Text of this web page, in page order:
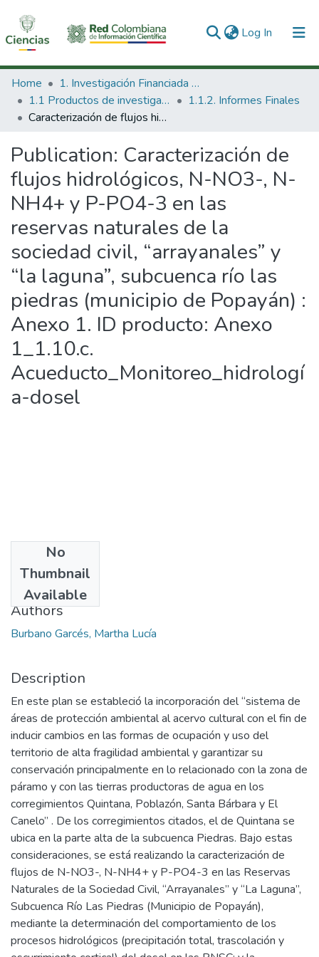
Log In (current)
Communities & Collections
All of DSpace
Home
1. Investigación Financiada con Recursos Públicos
1.1 Productos de investigación
1.1.2. Informes Finales
Caracterización de flujos hidrológicos, N-NO3-, N-NH4+ y P-PO4-3 en las reservas naturales de la sociedad civil, “arrayanales” y “la laguna”, subcuenca río las piedras (municipio de Popayán) : Anexo 1. ID producto: Anexo 1_1.10.c. Acueducto_Monitoreo_hidrología-dosel
Publication: Caracterización de
flujos hidrológicos, N-NO3-, N-
NH4+ y P-PO4-3 en las
reservas naturales de la
sociedad civil, “arrayanales” y
“la laguna”, subcuenca río las
piedras (municipio de Popayán) :
Anexo 1. ID producto: Anexo
1_1.10.c.
Acueducto_Monitoreo_hidrologí
a-dosel
No
Thumbnail
Available
2013-12-05
Authors
Burbano Garcés, Martha Lucía
Description
En este plan se estableció la incorporación del “sistema de
áreas de protección ambiental al acervo cultural con el fin de
inducir cambios en las formas de ocupación y uso del
territorio de alta fragilidad ambiental y garantizar su
conservación principalmente en lo relacionado con la zona de
páramo y con las tierras productoras de agua en los
corregimientos Quintana, Poblazón, Santa Bárbara y El
Canelo” . De los corregimientos citados, el de Quintana se
ubica en la parte alta de la subcuenca Piedras. Bajo estas
consideraciones, se está realizando la caracterización de
flujos de N-NO3-, N-NH4+ y P-PO4-3 en las Reservas
Naturales de la Sociedad Civil, “Arrayanales” y “La Laguna”,
Subcuenca Río Las Piedras (Municipio de Popayán),
mediante la determinación del comportamiento de los
procesos hidrológicos (precipitación total, trascolación y